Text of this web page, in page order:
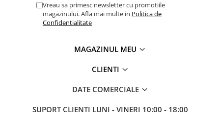
Vreau sa primesc newsletter cu promotiile
magazinului. Afla mai multe in Politica de
Confidentialitate
MAGAZINUL MEU
CLIENTI
DATE COMERCIALE
SUPORT CLIENTI LUNI - VINERI 10:00 - 18:00